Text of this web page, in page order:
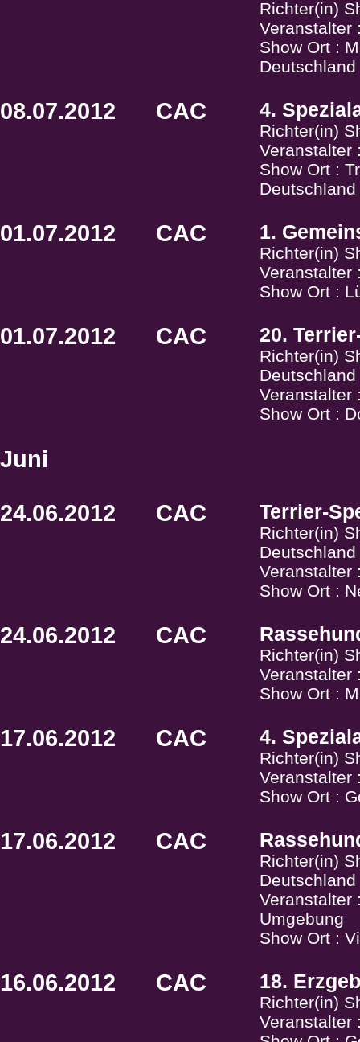
Richter(in)
Veranstalter
Show Ort :
Deutschland
08.07.2012 CAC 4.
Richter(in)
Veranstalter
Show Ort :
Deutschland
01.07.2012 CAC 1.
Richter(in)
Veranstalter
Show Ort :
01.07.2012 CAC 20.
Richter(in)
Deutschland
Veranstalter
Show Ort :
Juni
24.06.2012 CAC Terrier-
Richter(in)
Deutschland
Veranstalter
Show Ort :
24.06.2012 CAC
Richter(in)
Veranstalter
Show Ort :
17.06.2012 CAC 4.
Richter(in)
Veranstalter
Show Ort :
17.06.2012 CAC
Richter(in)
Deutschland
Veranstalter
Umgebung
Show Ort :
16.06.2012 CAC 18.
Richter(in)
Veranstalter